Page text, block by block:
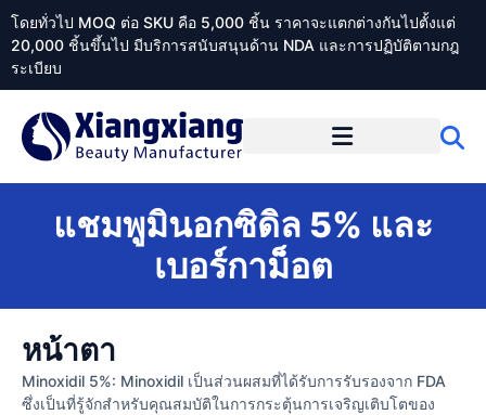
โดยทั่วไป MOQ ต่อ SKU คือ 5,000 ชิ้น ราคาจะแตกต่างกันไปตั้งแต่
20,000 ชิ้นขึ้นไป มีบริการสนับสนุนด้าน NDA และการปฏิบัติตามกฎ
ระเบียบ
แชมพูมินอกซิดิล 5% และ
เบอร์กาม็อต
หน้าตา
Minoxidil 5%: Minoxidil เป็นส่วนผสมที่ได้รับการรับรองจาก FDA
ซึ่งเป็นที่รู้จักสำหรับคุณสมบัติในการกระตุ้นการเจริญเติบโตของ